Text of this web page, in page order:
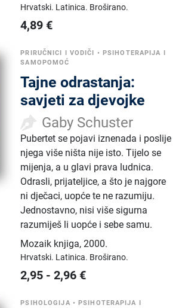
Hrvatski. Latinica. Broširano.
4,89 €
PRIRUČNICI I VODIČI • PSIHOTERAPIJA I
SAMOPOMOĆ
Tajne odrastanja:
savjeti za djevojke
Gaby Schuster
Pubertet se pojavi iznenada i poslije
njega više ništa nije isto. Tijelo se
mijenja, a u glavi prava ludnica.
Odrasli, prijateljice, a što je najgore
ni dječaci, uopće te ne razumiju.
Jednostavno, nisi više sigurna
razumiješ li uopće i sebe samu.
Mozaik knjiga,2000.
Hrvatski. Latinica. Broširano.
2,95 -2,96 €
PSIHOLOGIJA •PSIHOTERAPIJA I